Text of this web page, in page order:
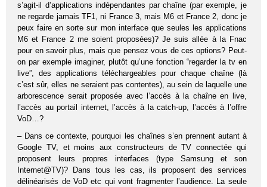
s’agit-il d’applications indépendantes par chaîne (par exemple, je
ne regarde jamais TF1, ni France 3, mais M6 et France 2, donc je
peux faire en sorte sur mon interface que seules les applications
M6 et France 2 me soient proposées)? Je suis allée à la Fnac
pour en savoir plus, mais que pensez vous de ces options? Peut-
on par exemple imaginer, plutôt qu’une fonction “regarder la tv en
live”, des applications téléchargeables pour chaque chaîne (là
c’est sûr, elles ne seraient pas contentes), au sein de laquelle une
arborescence serait proposée avec l’accès à la chaîne en live,
l’accès au portail internet, l’accès à la catch-up, l’accès à l’offre
VoD…?
– Dans ce contexte, pourquoi les chaînes s’en prennent autant à
Google TV, et moins aux constructeurs de TV connectée qui
proposent leurs propres interfaces (type Samsung et son
Internet@TV)? Dans tous les cas, ils proposent des services
délinéarisés de VoD etc qui vont fragmenter l’audience. La seule